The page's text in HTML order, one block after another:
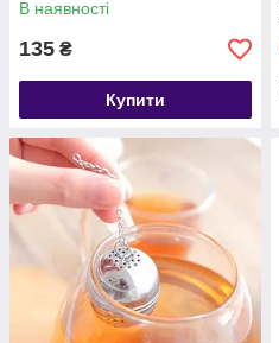
В наявності
135 ₴
Купити